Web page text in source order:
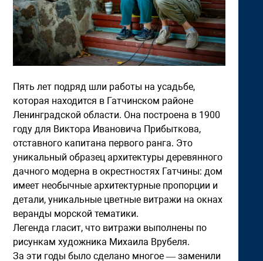
Пять лет подряд шли работы на усадьбе,
которая находится в Гатчинском районе
Ленинградской области. Она построена в 1900
году для Виктора Ивановича Прибыткова,
отставного капитана первого ранга. Это
уникальный образец архитектуры деревянного
дачного модерна в окрестностях Гатчины: дом
имеет необычные архитектурные пропорции и
детали, уникальные цветные витражи на окнах
веранды морской тематики.
Легенда гласит, что витражи выполнены по
рисункам художника Михаила Врубеля.
За эти годы было сделано многое — заменили